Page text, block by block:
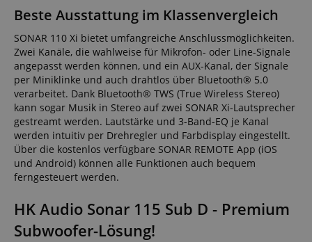
Beste Ausstattung im Klassenvergleich
SONAR 110 Xi bietet umfangreiche Anschlussmöglichkeiten.
Zwei Kanäle, die wahlweise für Mikrofon- oder Line-Signale
angepasst werden können, und ein AUX-Kanal, der Signale
per Miniklinke und auch drahtlos über Bluetooth® 5.0
verarbeitet. Dank Bluetooth® TWS (True Wireless Stereo)
kann sogar Musik in Stereo auf zwei SONAR Xi-Lautsprecher
gestreamt werden. Lautstärke und 3-Band-EQ je Kanal
werden intuitiv per Drehregler und Farbdisplay eingestellt.
Über die kostenlos verfügbare SONAR REMOTE App (iOS
und Android) können alle Funktionen auch bequem
ferngesteuert werden.
HK Audio Sonar 115 Sub D - Premium
Subwoofer-Lösung!